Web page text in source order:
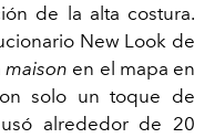
de la alta costura.
New Look de
maison en el mapa en
solo un toque de
alrededor de 20